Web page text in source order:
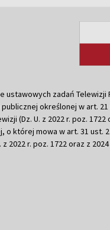
ustawowych zadań
określonej w art.
(Dz. U. z 2022 r. poz.
o której mowa w art. 31 ust.
2022 r. poz. 1722 oraz z